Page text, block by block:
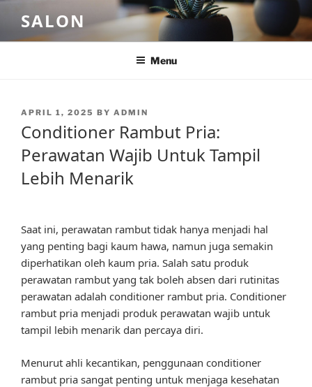
content
SALON
Menu
POSTED
APRIL 1, 2025 BY ADMIN
Conditioner Rambut Pria:
Perawatan Wajib Untuk Tampil
Lebih Menarik
Saat ini, perawatan rambut tidak hanya menjadi hal
yang penting bagi kaum hawa, namun juga semakin
diperhatikan oleh kaum pria. Salah satu produk
perawatan rambut yang tak boleh absen dari rutinitas
perawatan adalah conditioner rambut pria. Conditioner
rambut pria menjadi produk perawatan wajib untuk
tampil lebih menarik dan percaya diri.
Menurut ahli kecantikan, penggunaan conditioner
rambut pria sangat penting untuk menjaga kesehatan